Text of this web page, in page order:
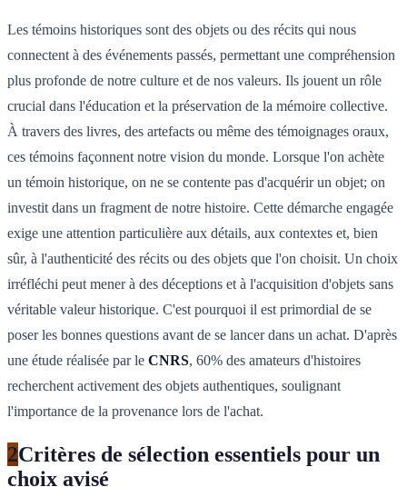
Les témoins historiques sont des objets ou des récits qui nous
connectent à des événements passés, permettant une compréhension
plus profonde de notre culture et de nos valeurs. Ils jouent un rôle
crucial dans l'éducation et la préservation de la mémoire collective.
À travers des livres, des artefacts ou même des témoignages oraux,
ces témoins façonnent notre vision du monde. Lorsque l'on achète
un témoin historique, on ne se contente pas d'acquérir un objet; on
investit dans un fragment de notre histoire. Cette démarche engagée
exige une attention particulière aux détails, aux contextes et, bien
sûr, à l'authenticité des récits ou des objets que l'on choisit. Un choix
irréfléchi peut mener à des déceptions et à l'acquisition d'objets sans
véritable valeur historique. C'est pourquoi il est primordial de se
poser les bonnes questions avant de se lancer dans un achat. D'après
une étude réalisée par le CNRS, 60% des amateurs d'histoires
recherchent activement des objets authentiques, soulignant
l'importance de la provenance lors de l'achat.
2Critères de sélection essentiels pour un
choix avisé